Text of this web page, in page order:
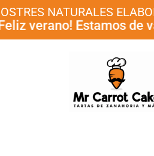
NATURALES
Estamos de